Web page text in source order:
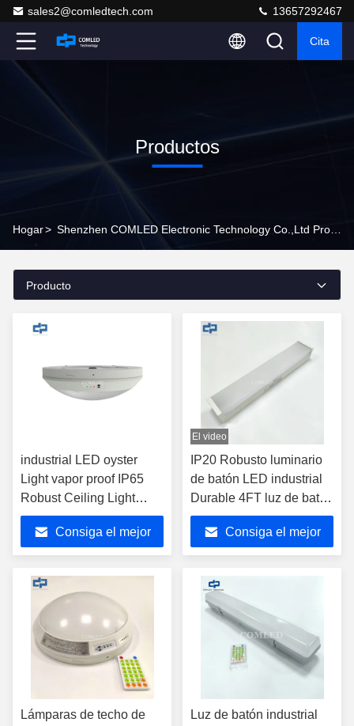
sales2@comledtech.com 13657292467
Cita
Productos
Hogar>
Producto
industrial LED oyster
Light vapor proof IP65
Robust Ceiling Light
emergency ceiling light
Fixture durable surface
mount round ceiling light
with 3000mAh Battery
Consiga el mejor
El video
IP20 Robusto luminario
de batón LED industrial
Durable 4FT luz de batón
LED de emergencia con
batería de emergencia de
3000mAh luminarias
LED industriales para
estacionamiento
Consiga el mejor
Lámparas de techo de
Luz de batón industrial